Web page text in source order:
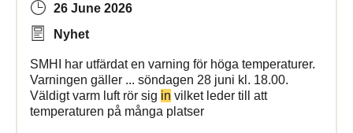
26 June 2026
Nyhet
SMHI har utfärdat en varning för höga temperaturer.
Varningen gäller ... söndagen 28 juni kl. 18.00.
Väldigt varm luft rör sig in vilket leder till att
temperaturen på många platser